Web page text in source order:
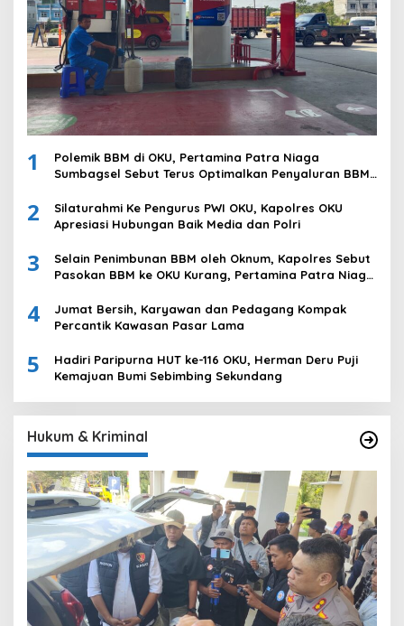
1
Polemik BBM di OKU, Pertamina Patra Niaga
Sumbagsel Sebut Terus Optimalkan Penyaluran BBM
Komering Ulu
2
Silaturahmi Ke Pengurus PWI OKU, Kapolres OKU
Apresiasi Hubungan Baik Media dan Polri
3
Selain Penimbunan BBM oleh Oknum, Kapolres Sebut
Pasokan BBM ke OKU Kurang, Pertamina Patra Niaga
4
Jumat Bersih, Karyawan dan Pedagang Kompak
Percantik Kawasan Pasar Lama
5
Hadiri Paripurna HUT ke-116 OKU, Herman Deru Puji
Kemajuan Bumi Sebimbing Sekundang
Hukum & Kriminal